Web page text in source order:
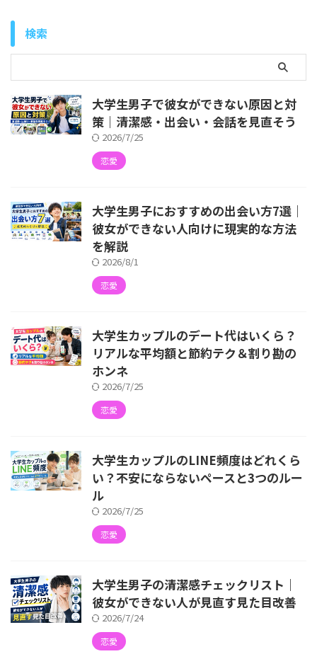
検索
大学生男子で彼女ができない原因と対
策｜清潔感・出会い・会話を見直そう
2026/7/25
恋愛
大学生男子におすすめの出会い方7選｜
彼女ができない人向けに現実的な方法
を解説
2026/8/1
恋愛
大学生カップルのデート代はいくら？
リアルな平均額と節約テク＆割り勘の
ホンネ
2026/7/25
恋愛
大学生カップルのLINE頻度はどれくら
い？不安にならないペースと3つのルー
ル
2026/7/25
恋愛
大学生男子の清潔感チェックリスト｜
彼女ができない人が見直す見た目改善
2026/7/24
恋愛